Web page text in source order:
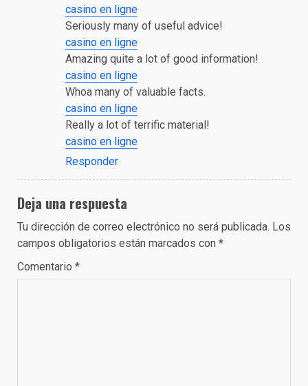
casino en ligne
Seriously many of useful advice!
casino en ligne
Amazing quite a lot of good information!
casino en ligne
Whoa many of valuable facts.
casino en ligne
Really a lot of terrific material!
casino en ligne
Responder
Deja una respuesta
Tu dirección de correo electrónico no será publicada. Los
campos obligatorios están marcados con *
Comentario *